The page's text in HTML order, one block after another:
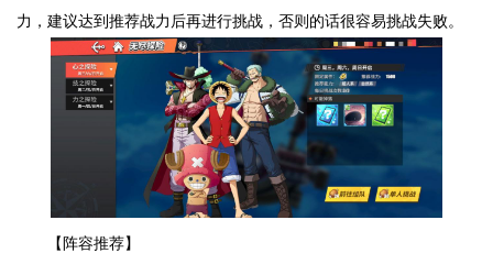
力，建议达到推荐战力后再进行挑战，否则的话很容易挑战失败。
【阵容推荐】